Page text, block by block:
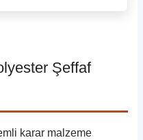
Şeffaf
karar malzeme